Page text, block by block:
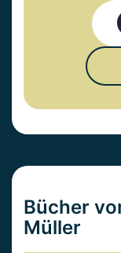
Bücher
Müller